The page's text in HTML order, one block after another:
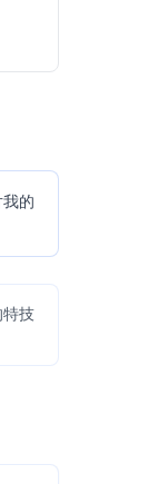
的
技